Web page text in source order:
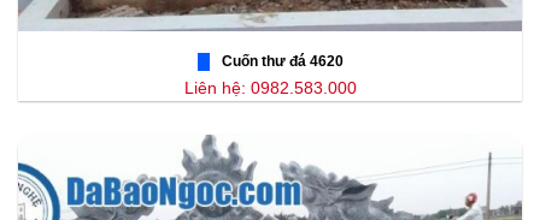
Cuốn thư đá 4620
Liên hệ: 0982.583.000